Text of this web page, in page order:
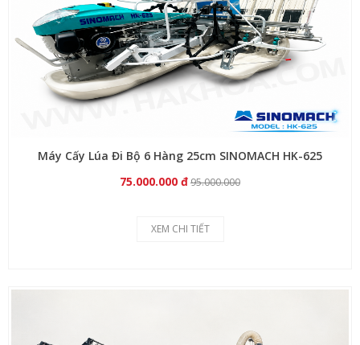
Máy Cấy Lúa Đi Bộ 6 Hàng 25cm SINOMACH HK-625
75.000.000 đ95.000.000
XEM CHI TIẾT